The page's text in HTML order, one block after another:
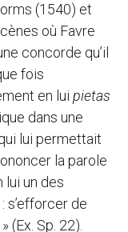
(1540) et
où Favre
concorde qu’il
fois
en lui pietas
dans une
lui permettait
la parole
lui un des
: s’efforcer de
(Ex. Sp. 22).